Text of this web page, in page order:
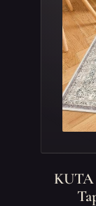
KUTA